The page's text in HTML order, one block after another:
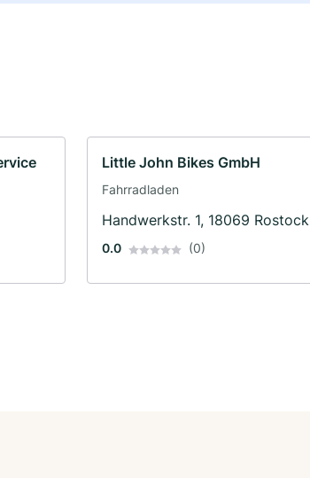
Little John Bikes GmbH
Fahrradladen
Handwerkstr. 1, 18069 Rostock
0.0 (0)